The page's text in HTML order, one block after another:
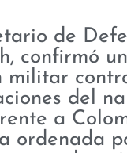
de
confirmó
militar
del
a
ordenada